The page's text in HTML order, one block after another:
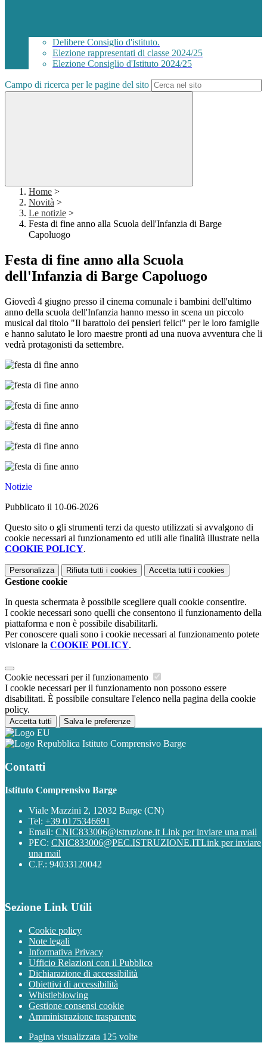
Delibere Consiglio d'istituto.
Elezione rappresentati di classe 2024/25
Elezione Consiglio d'Istituto 2024/25
Campo di ricerca per le pagine del sito
Home >
Novità >
Le notizie >
Festa di fine anno alla Scuola dell'Infanzia di Barge
Capoluogo
Festa di fine anno alla Scuola
dell'Infanzia di Barge Capoluogo
Giovedì 4 giugno presso il cinema comunale i bambini dell'ultimo
anno della scuola dell'Infanzia hanno messo in scena un piccolo
musical dal titolo "Il barattolo dei pensieri felici" per le loro famiglie
e hanno salutato le loro maestre pronti ad una nuova avventura che li
vedrà protagonisti da settembre.
Notizie
Pubblicato il 10-06-2026
Questo sito o gli strumenti terzi da questo utilizzati si avvalgono di
cookie necessari al funzionamento ed utili alle finalità illustrate nella
COOKIE POLICY.
Personalizza Rifiuta tutti i cookies Accetta tutti i cookies
Gestione cookie
In questa schermata è possibile scegliere quali cookie consentire.
I cookie necessari sono quelli che consentono il funzionamento della
piattaforma e non è possibile disabilitarli.
Per conoscere quali sono i cookie necessari al funzionamento potete
visionare la COOKIE POLICY.
Cookie necessari per il funzionamento
I cookie necessari per il funzionamento non possono essere
disabilitati. È possibile consultare l'elenco nella pagina della cookie
policy.
Accetta tutti Salva le preferenze
Istituto Comprensivo Barge
Contatti
Istituto Comprensivo Barge
Viale Mazzini 2, 12032 Barge (CN)
Tel: +39 0175346691
Email: CNIC833006@istruzione.it Link per inviare una mail
PEC: CNIC833006@PEC.ISTRUZIONE.ITLink per inviare
una mail
C.F.: 94033120042
Sezione Link Utili
Cookie policy
Note legali
Informativa Privacy
Ufficio Relazioni con il Pubblico
Dichiarazione di accessibilità
Obiettivi di accessibilità
Whistleblowing
Gestione consensi cookie
Amministrazione trasparente
Pagina visualizzata 125 volte